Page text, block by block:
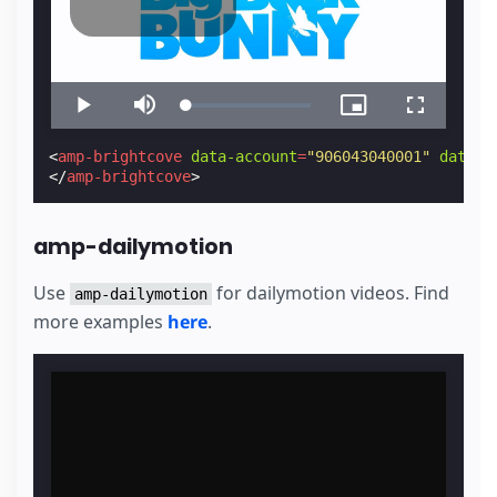
<amp-brightcove data-account="906043040001"
data-
</amp-brightcove>
amp-dailymotion
Use amp-dailymotion for dailymotion videos. Find
more examples here.